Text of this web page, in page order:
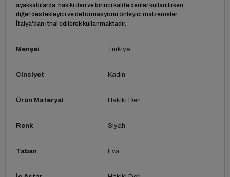
ayakkabılarda, hakiki deri ve birinci kalite deriler kullanılırken,
diğer destekleyici ve deformasyonu önleyici malzemeler
İtalya'dan ithal edilerek kullanmaktadır.
Menşei Türkiye
Cinsiyet Kadın
Ürün Materyal Hakiki Deri
Renk Siyah
Taban Eva